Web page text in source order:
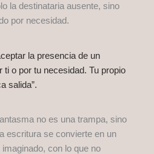
la destinataria ausente, sino
por necesidad.
la presencia de un
ti o por tu necesidad. Tu propio
salida”.
no es una trampa, sino
escritura se convierte en un
con lo que no